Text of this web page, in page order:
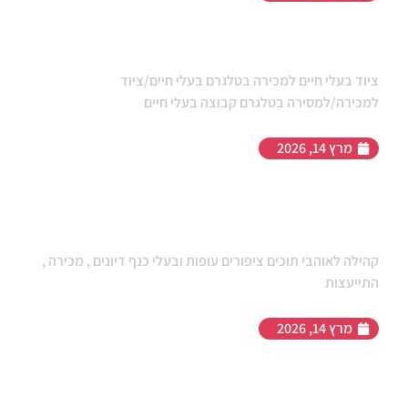
ציוד בעלי חיים למכירה בטלגרם בעלי חיים/ציוד
למכירה/למסירה בטלגרם קבוצה בעלי חיים
מרץ 14, 2026
קהילה לאוהבי תוכים ציפורים עופות ובעלי כנף דיונים , מכירה ,
התייעצות
מרץ 14, 2026